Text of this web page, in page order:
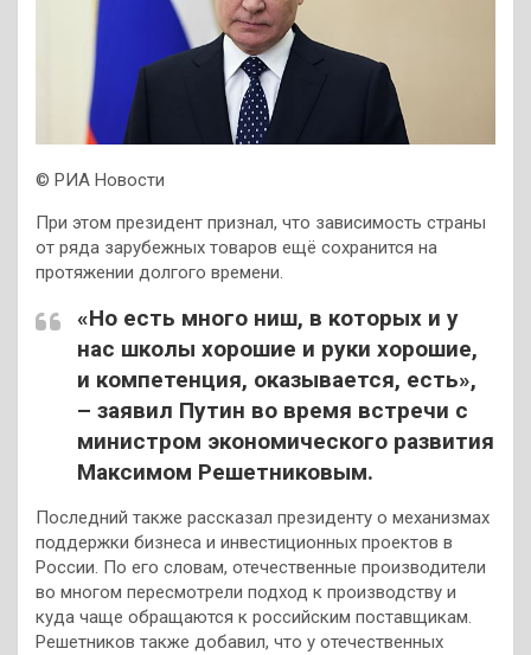
© РИА Новости
При этом президент признал, что зависимость страны
от ряда зарубежных товаров ещё сохранится на
протяжении долгого времени.
«Но есть много ниш, в которых и у
нас школы хорошие и руки хорошие,
и компетенция, оказывается, есть»,
– заявил Путин во время встречи с
министром экономического развития
Максимом Решетниковым.
Последний также рассказал президенту о механизмах
поддержки бизнеса и инвестиционных проектов в
России. По его словам, отечественные производители
во многом пересмотрели подход к производству и
куда чаще обращаются к российским поставщикам.
Решетников также добавил, что у отечественных